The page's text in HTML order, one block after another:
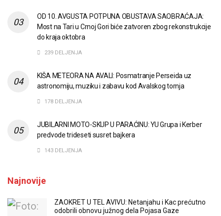
OD 10. AVGUSTA POTPUNA OBUSTAVA SAOBRAĆAJA:
Most na Tari u Crnoj Gori biće zatvoren zbog rekonstrukcije
do kraja oktobra
239 DELJENJA
KIŠA METEORA NA AVALI: Posmatranje Perseida uz
astronomiju, muziku i zabavu kod Avalskog tornja
178 DELJENJA
JUBILARNI MOTO-SKUP U PARAĆINU: YU Grupa i Kerber
predvode trideseti susret bajkera
143 DELJENJA
Najnovije
ZAOKRET U TEL AVIVU: Netanjahu i Kac prećutno
odobrili obnovu južnog dela Pojasa Gaze